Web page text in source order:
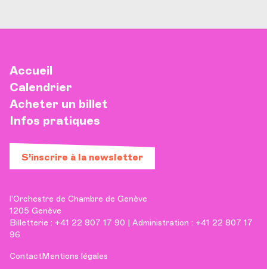
Accueil
Calendrier
Acheter un billet
Infos pratiques
S’inscrire à la newsletter
l’Orchestre de Chambre de Genève
1205 Genève
Billetterie : +41 22 807 17 90 | Administration : +41 22 807 17
96
ContactMentions légales